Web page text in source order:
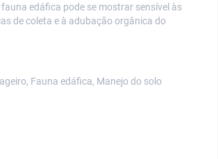
edáfica pode se mostrar sensível às
de coleta e à adubação orgânica do
Fauna edáfica, Manejo do solo